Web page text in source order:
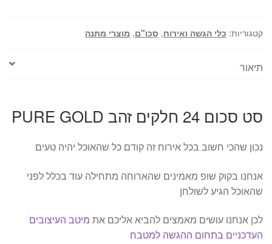
PURE
קטגוריות: כלי הגשה ואירוח, סכו"ם, מוצרי מתנה
תיאור
סט סכום 24 חלקים זהב PURE GOLD
נכון שהכי חשוב בכל אירוח זה קודם כל שהאוכל יהיה טעים
אנחנו בקוק שופ מאמינים שהארוחה מתחילה עוד בכלל לפני
שהאוכל הגיע לשולחן
לכן אנחנו עושים מאמצים להביא אליכם את מיטב העיצובים
העדכניים בתחום ההגשה למטבח